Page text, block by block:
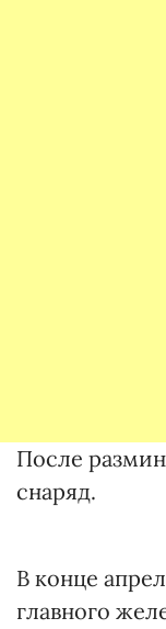
После
снаряд.
В конце
главного